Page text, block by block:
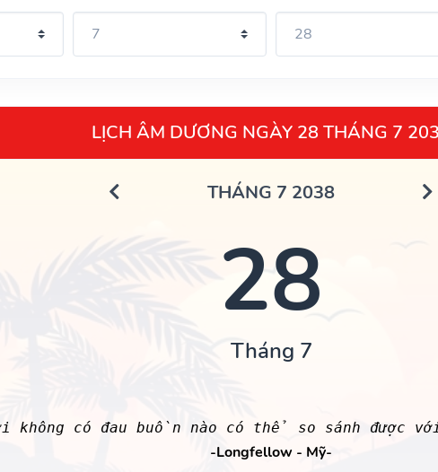
LỊCH ÂM DƯƠNG NGÀY 28 THÁNG 7
THÁNG 7 2038
28
Tháng 7
không có đau buồn nào có thể so sánh được
-Longfellow - Mỹ-